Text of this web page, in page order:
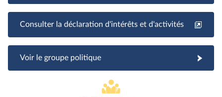
Consulter la déclaration d'intérêts et d'activités
Voir le groupe politique